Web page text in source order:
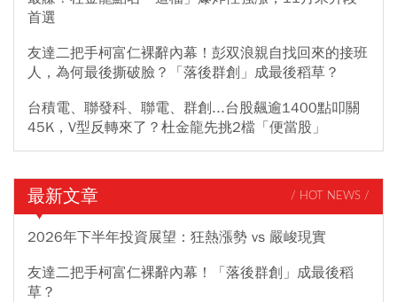
首選
友達二把手柯富仁裸辭內幕！彭双浪親自找回來的接班
人，為何最後撕破臉？「落後群創」成最後稻草？
台積電、聯發科、聯電、群創...台股飆逾1400點叩關
45K，V型反轉來了？杜金龍先挑2檔「便當股」
最新文章 / HOT NEWS /
2026年下半年投資展望：狂熱漲勢 vs 嚴峻現實
友達二把手柯富仁裸辭內幕！「落後群創」成最後稻
草？